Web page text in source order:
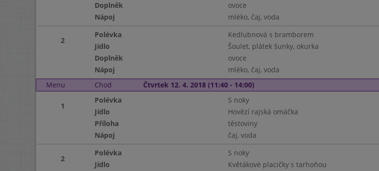
Doplněk
ovoce
Nápoj
mléko, čaj, voda
2
Polévka Kedlubnová s bramborem
Jídlo
Šoulet, plátek šunky, okurka
Doplněk
ovoce
Nápoj
mléko, čaj, voda
Menu
Chod Čtvrtek 12. 4. 2018 (11:40 - 14:00)
1
Polévka S noky
Jídlo
Hovězí rajská omáčka
Příloha
těstoviny
Nápoj
čaj, voda
2
Polévka S noky
Jídlo
Květákové placičky s tarhoňou